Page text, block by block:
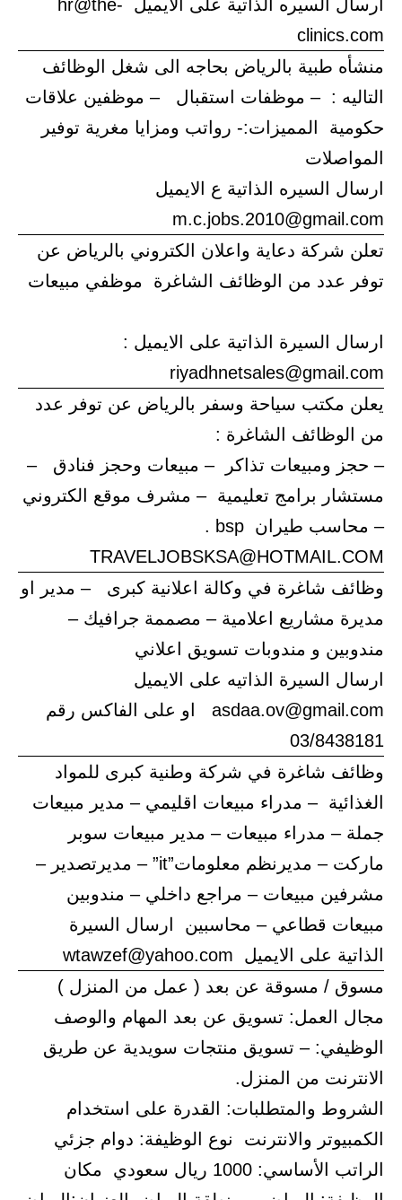
ارسال السيره الذاتية على الايميل hr@the-
clinics.com
منشأه طبية بالرياض بحاجه الى شغل الوظائف
التاليه : – موظفات استقبال – موظفين علاقات
حكومية المميزات:- رواتب ومزايا مغرية توفير
المواصلات
ارسال السيره الذاتية ع الايميل
m.c.jobs.2010@gmail.com
تعلن شركة دعاية واعلان الكتروني بالرياض عن
توفر عدد من الوظائف الشاغرة موظفي مبيعات
ارسال السيرة الذاتية على الايميل :
riyadhnetsales@gmail.com
يعلن مكتب سياحة وسفر بالرياض عن توفر عدد
من الوظائف الشاغرة :
– حجز ومبيعات تذاكر – مبيعات وحجز فنادق –
مستشار برامج تعليمية – مشرف موقع الكتروني
– محاسب طيران bsp .
TRAVELJOBSKSA@HOTMAIL.COM
وظائف شاغرة في وكالة اعلانية كبرى – مدير او
مديرة مشاريع اعلامية – مصممة جرافيك –
مندوبين و مندوبات تسويق اعلاني
ارسال السيرة الذاتيه على الايميل
asdaa.ov@gmail.com او على الفاكس رقم
03/8438181
وظائف شاغرة في شركة وطنية كبرى للمواد
الغذائية – مدراء مبيعات اقليمي – مدير مبيعات
جملة – مدراء مبيعات – مدير مبيعات سوبر
ماركت – مديرنظم معلومات”it” – مديرتصدير –
مشرفين مبيعات – مراجع داخلي – مندوبين
مبيعات قطاعي – محاسبين ارسال السيرة
الذاتية على الايميل wtawzef@yahoo.com
مسوق / مسوقة عن بعد ( عمل من المنزل )
مجال العمل: تسويق عن بعد المهام والوصف
الوظيفي: – تسويق منتجات سويدية عن طريق
الانترنت من المنزل.
الشروط والمتطلبات: القدرة على استخدام
الكمبيوتر والانترنت نوع الوظيفة: دوام جزئي
الراتب الأساسي: 1000 ريال سعودي مكان